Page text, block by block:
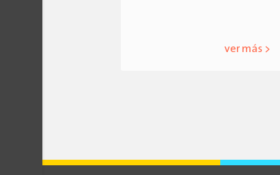
ver más >